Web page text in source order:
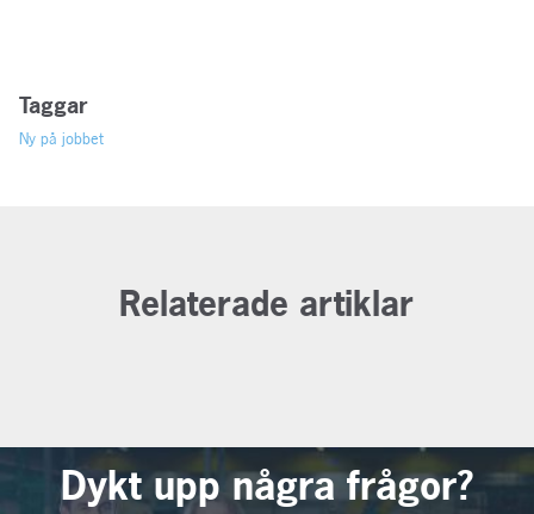
Taggar
Ny på jobbet
Relaterade artiklar
Dykt upp några frågor?